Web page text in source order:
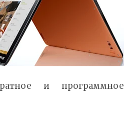
и программное